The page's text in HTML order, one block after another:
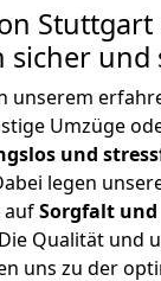
Stuttgart
sicher und
unserem
Umzüge
und
legen
aufSorgfalt und
Die Qualität und
uns zu der